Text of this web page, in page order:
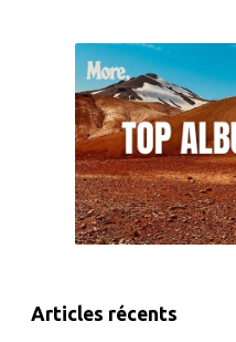
Articles récents